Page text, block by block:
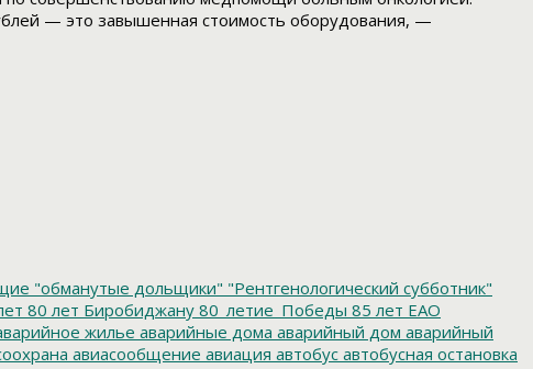
— это завышенная стоимость оборудования, —
"обманутые дольщики" "Рентгенологический субботник"
80 лет Биробиджану 80_летие_Победы 85 лет ЕАО
жилье аварийные дома аварийный дом аварийный
авиасообщение авиация автобус автобусная остановка